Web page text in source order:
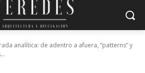
analítica: de adentro a afuera, “patterns” y